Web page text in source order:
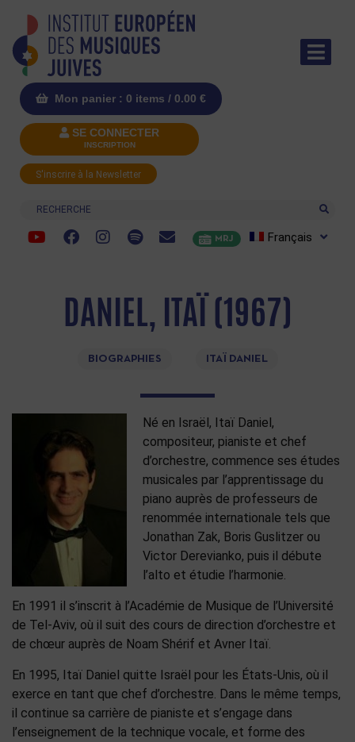
Mon panier : 0 items / 0.00 €
SE CONNECTER
INSCRIPTION
S'inscrire à la Newsletter
Recherche
MRJ Français
DANIEL, ITAÏ (1967)
BIOGRAPHIES ITAÏ DANIEL
Né en Israël, Itaï Daniel,
compositeur, pianiste et chef
d’orchestre, commence ses études
musicales par l’apprentissage du
piano auprès de professeurs de
renommée internationale tels que
Jonathan Zak, Boris Guslitzer ou
Victor Derevianko, puis il débute
l’alto et étudie l’harmonie.
En 1991 il s’inscrit à l’Académie de Musique de l’Université
de Tel-Aviv, où il suit des cours de direction d’orchestre et
de chœur auprès de Noam Shérif et Avner Itaï.
En 1995, Itaï Daniel quitte Israël pour les États-Unis, où il
exerce en tant que chef d’orchestre. Dans le même temps,
il continue sa carrière de pianiste et s’engage dans
l’enseignement de la technique vocale, et forme des